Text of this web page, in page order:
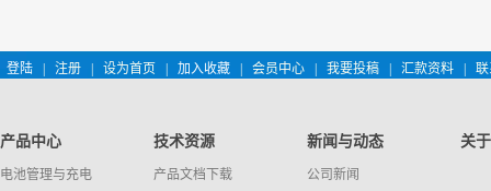
登陆 注册 设为首页 加入收藏 会员中心 我要投稿 汇款资料
产品中心
电池管理与充电
技术资源
产品文档下载
新闻与动态
公司新闻
关